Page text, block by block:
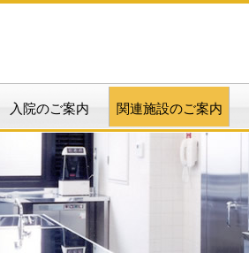
入院のご案内 関連施設のご案内